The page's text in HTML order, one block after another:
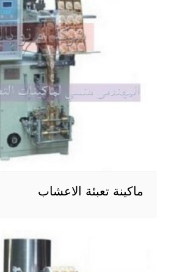
ماكينة تعبئة الاعشاب